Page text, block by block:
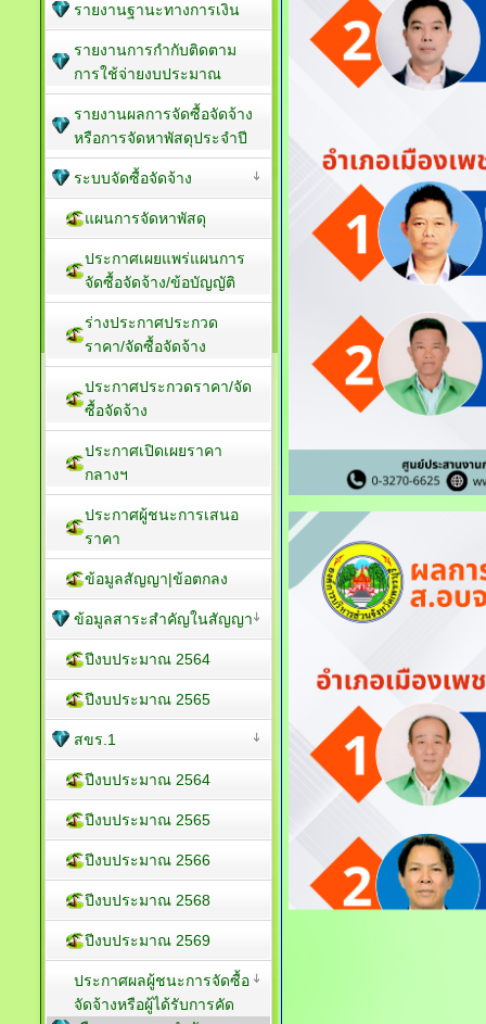
รายงานฐานะทางการเงิน
รายงานการกำกับติดตาม
การใช้จ่ายงบประมาณ
รายงานผลการจัดซื้อจัดจ้าง
หรือการจัดหาพัสดุประจำปี
ระบบจัดซื้อจัดจ้าง
แผนการจัดหาพัสดุ
ประกาศเผยแพร่แผนการ
จัดซื้อจัดจ้าง/ข้อบัญญัติ
ร่างประกาศประกวด
ราคา/จัดซื้อจัดจ้าง
ประกาศประกวดราคา/จัด
ซื้อจัดจ้าง
ประกาศเปิดเผยราคา
กลางฯ
ประกาศผู้ชนะการเสนอ
ราคา
ข้อมูลสัญญา|ข้อตกลง
ข้อมูลสาระสำคัญในสัญญา
ปีงบประมาณ 2564
ปีงบประมาณ 2565
สขร.1
ปีงบประมาณ 2564
ปีงบประมาณ 2565
ปีงบประมาณ 2566
ปีงบประมาณ 2568
ปีงบประมาณ 2569
ประกาศผลผู้ชนะการจัดซื้อ
จัดจ้างหรือผู้ได้รับการคัด